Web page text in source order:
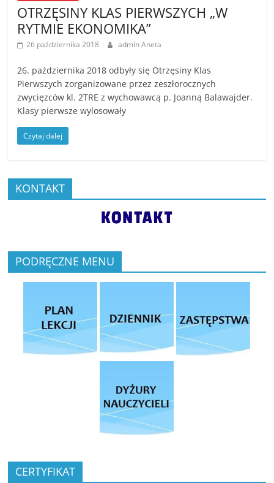
OTRZĘSINY KLAS PIERWSZYCH „W
RYTMIE EKONOMIKA”
26 października 2018 admin Aneta
26. października 2018 odbyły się Otrzęsiny Klas
Pierwszych zorganizowane przez zeszłorocznych
zwycięzców kl. 2TRE z wychowawcą p. Joanną Balawajder.
Klasy pierwsze wylosowały
Czytaj dalej
KONTAKT
PODRĘCZNE MENU
CERTYFIKAT